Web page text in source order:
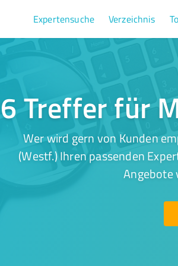
Expertensuche Verzeichnis
6 Treffer für
Wer wird gern von Kunden
(Westf.) Ihren passenden
Angebote